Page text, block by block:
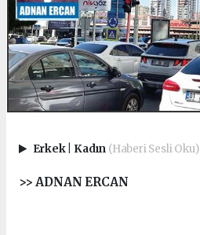
Erkek Kadın (Haberi Sesli Oku)
>> ADNAN ERCAN